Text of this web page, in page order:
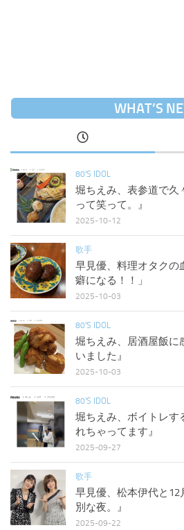
WHAT’S
80'S IDOL
堀ちえみ、表参道で久
って笑って。』
2025-10-12
歌手
早見優、料理オタク
癖になる！！」
2025-10-03
80'S IDOL
堀ちえみ、居酒屋飯に
いました』
2025-10-03
80'S IDOL
堀ちえみ、ボイトレす
れちゃってます』
2025-09-27
歌手
早見優、松本伊代と
別な夜。』
2025-09-22